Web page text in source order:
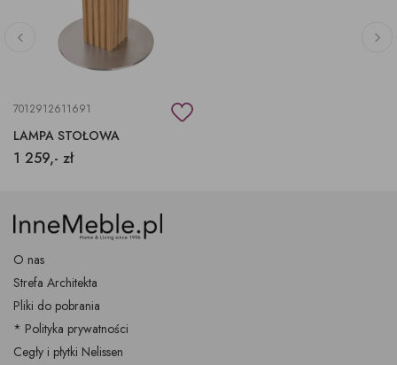
7012912611691
LAMPA STOŁOWA
1 259,- zł
O nas
Strefa Architekta
Pliki do pobrania
* Polityka prywatności
Cegły i płytki Nelissen